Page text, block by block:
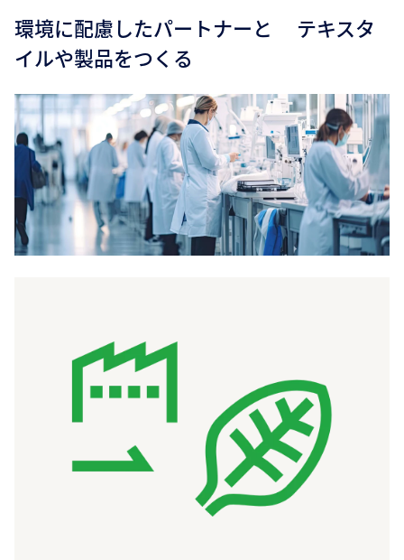
環境に配慮したパートナーと テキスタ
イルや製品をつくる